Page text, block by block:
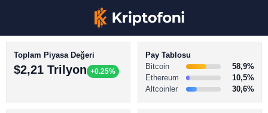
Toplam Piyasa Değeri
$2,21 Trilyon +0.25%
Pay Tablosu
Bitcoin
58,9%
Ethereum
10,5%
Altcoinler
30,6%